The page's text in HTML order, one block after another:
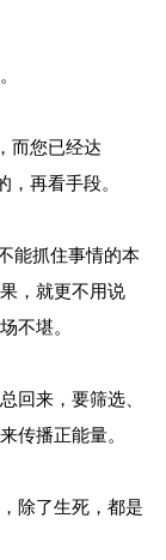
而您已经达
，再看手段。
能抓住事情的本
，就更不用说
不堪。
来，要筛选、
传播正能量。
除了生死，都是